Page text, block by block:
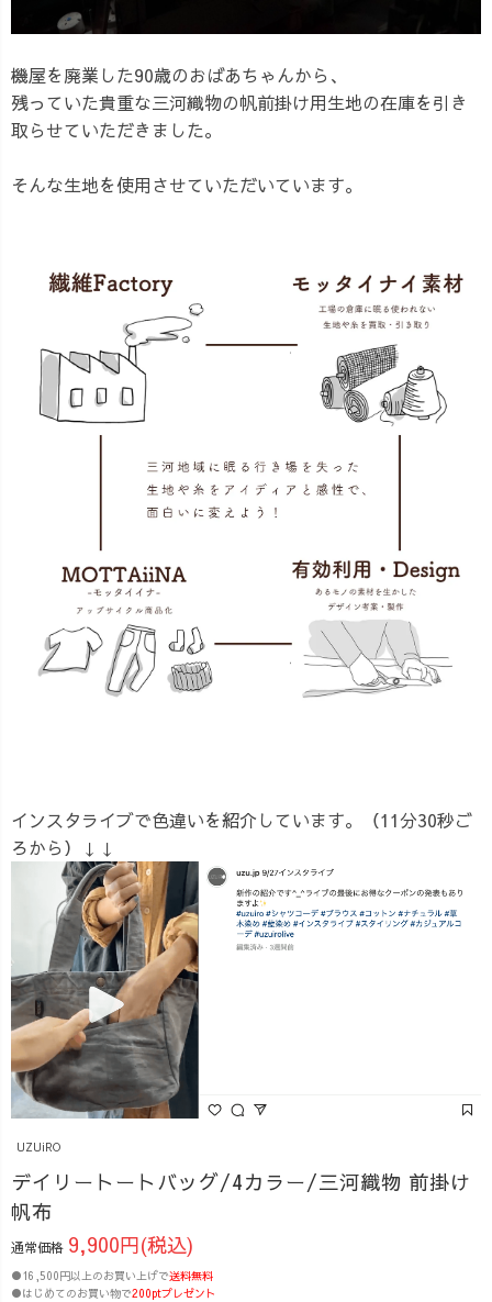
機屋を廃業した90歳のおばあちゃんから、
残っていた貴重な三河織物の帆前掛け用生地の在庫を引き
取らせていただきました。
そんな生地を使用させていただいています。
インスタライブで色違いを紹介しています。（11分30秒ご
ろから）↓↓
UZUiRO
デイリートートバッグ/4カラー/三河織物 前掛け
帆布
通常価格 9,900円(税込)
●16,500円以上のお買い上げで送料無料
●はじめてのお買い物で200ptプレゼント